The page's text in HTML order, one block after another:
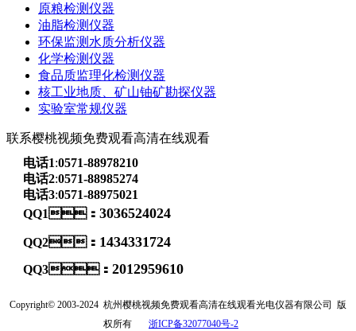
原粮检测仪器
油脂检测仪器
环保监测水质分析仪器
化学检测仪器
食品质监理化检测仪器
核工业地质、矿山铀矿勘探仪器
实验室常规仪器
联系樱桃视频免费观看高清在线观看
电话1:0571-88978210
电话2:0571-88985274
电话3:0571-88975021
QQ1： 3036524024
QQ2： 1434331724
QQ3： 2012959610
Copyright© 2003-2024 杭州樱桃视频免费观看高清在线观看光电仪器有限公司 版
权所有
浙ICP备32077040号-2